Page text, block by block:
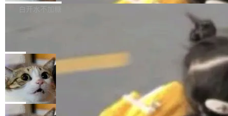
社区爱好者提供了高效跟踪新版本的思路。
他可以全职维护 libexpat 了，最长 6 个月。发
库之一。你的操作系统、浏览器、无数的基础设
施软件，很可能都在用它。而过去十年，维护它
的人一直在用业余...
下： New Smart Window 包含多项增强功能：
gi?id=2019042">Bug&nbsp;2019042</a>）</l
i> <li>现在，助手可以直接使用 Exa 的网络搜索
结果回答问题，而无需将问题转交给搜索引擎。
（<a href="https://bugzilla.mozilla.org/show_
bug.cgi?id=204...
白开水不加糖
的 npm 包。项目的核心论点是：容器不适合 Ag
ent 计算。真正适合的，是 Isolate。 Cloudflare
工程师在这件事上没什么可谦虚的——他们用 W
orkers 跑了十年 Isolate。用 CEO Matthew Pri
nce 的话说：「我们一生都在用 Isolate 运行代
局
OpenAI 公开邮件和聊天记录回应苹果
诉讼，称“Apple is getting this wron
g”
上个月，苹果一纸诉状把 OpenAI 告上法庭，指
控其挖角苹果前员工并窃取商业秘密。苹果的诉
局